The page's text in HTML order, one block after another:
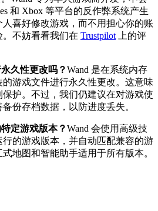
和 Xbox 等平台的反作弊系统产生
喜好修改游戏，而不用担心你的账
。不妨看看我们在 Trustpilot 上的评
久性更改吗？Wand 是在系统内存
游戏文件进行永久性更改。这意味
护。不过，我们仍建议在对游戏使
份存档数据，以防进度丢失。
定游戏版本？Wand 会使用高级技
的游戏版本，并自动匹配兼容的游
地图和智能助手适用于所有版本。